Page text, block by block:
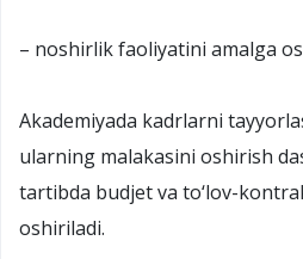
– noshirlik faoliyatini amalga
Akademiyada kadrlarni
ularning malakasini oshirish
tartibda budjet va to‘lov-
oshiriladi.